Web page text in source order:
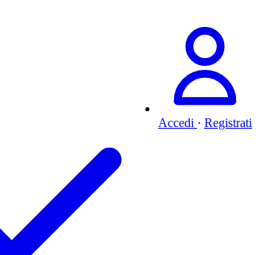
Accedi · Registrati